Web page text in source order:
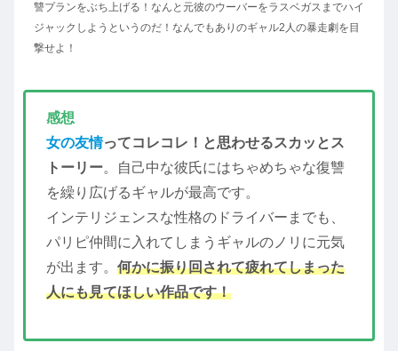
讐プランをぶち上げる！なんと元彼のウーバーをラスベガスまでハイ
ジャックしようというのだ！なんでもありのギャル2人の暴走劇を目
撃せよ！
感想
女の友情ってコレコレ！と思わせるスカッとス
トーリー。自己中な彼氏にはちゃめちゃな復讐
を繰り広げるギャルが最高です。
インテリジェンスな性格のドライバーまでも、
パリピ仲間に入れてしまうギャルのノリに元気
が出ます。 何かに振り回されて疲れてしまった
人にも見てほしい作品です！